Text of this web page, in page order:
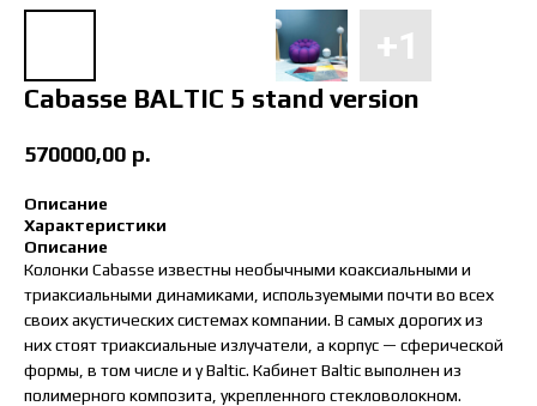
Cabasse BALTIC 5 stand version
570000,00 р.
Описание
Характеристики
Описание
Колонки Cabasse известны необычными коаксиальными и
триаксиальными динамиками, используемыми почти во всех
своих акустических системах компании. В самых дорогих из
них стоят триаксиальные излучатели, а корпус — сферической
формы, в том числе и у Baltic. Кабинет Baltic выполнен из
полимерного композита, укрепленного стекловолокном.